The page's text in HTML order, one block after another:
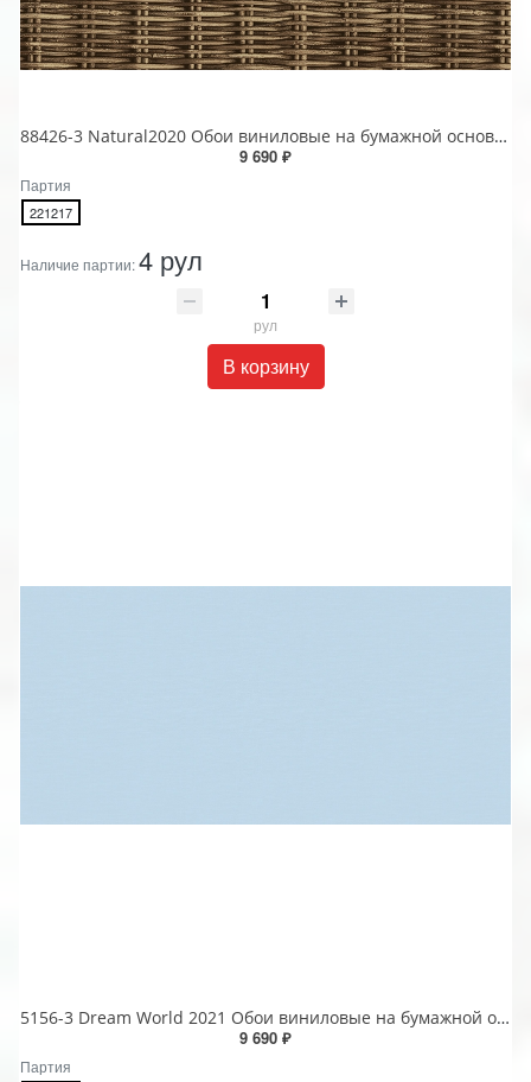
88426-3 Natural2020 Обои виниловые на бумажной основе 1.06*15.6
9 690 ₽
Партия
221217
Наличие партии:4 рул
рул
В корзину
5156-3 Dream World 2021 Обои виниловые на бумажной основе 1.06*15.6
9 690 ₽
Партия